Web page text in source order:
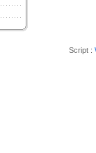
Script :